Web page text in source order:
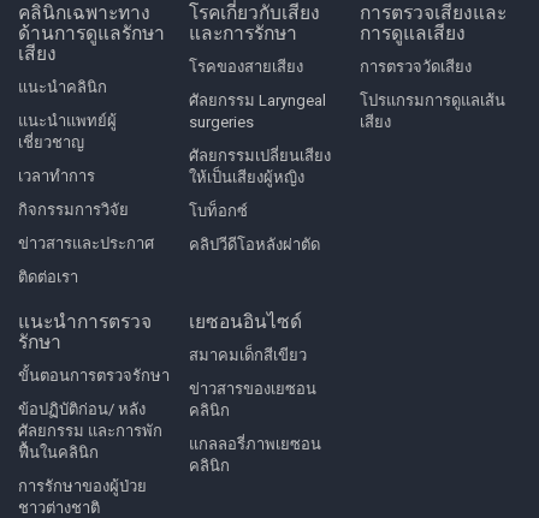
คลินิกเฉพาะทาง
ด้านการดูแลรักษา
เสียง
แนะนำคลินิก
แนะนำแพทย์ผู้
เชี่ยวชาญ
เวลาทำการ
กิจกรรมการวิจัย
ข่าวสารและประกาศ
ติดต่อเรา
โรคเกี่ยวกับเสียง
และการรักษา
โรคของสายเสียง
ศัลยกรรม Laryngeal
surgeries
ศัลยกรรมเปลี่ยนเสียง
ให้เป็นเสียงผู้หญิง
โบท็อกซ์
คลิปวีดีโอหลังผ่าตัด
การตรวจเสียงและ
การดูแลเสียง
การตรวจวัดเสียง
โปรแกรมการดูแลเส้น
เสียง
แนะนำการตรวจ
รักษา
ขั้นตอนการตรวจรักษา
ข้อปฏิบัติก่อน/ หลัง
ศัลยกรรม และการพัก
ฟื้นในคลินิก
การรักษาของผู้ป่วย
ชาวต่างชาติ
เยซอนอินไซด์
สมาคมเด็กสีเขียว
ข่าวสารของเยซอน
คลินิก
แกลลอรี่ภาพเยซอน
คลินิก